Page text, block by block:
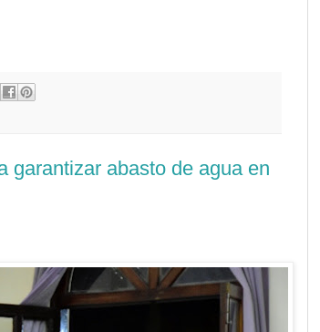
garantizar abasto de agua en